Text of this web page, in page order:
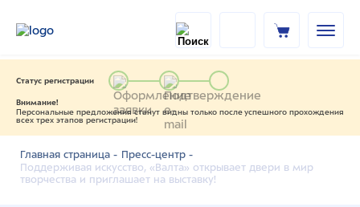
Статус регистрации
Внимание!
Персональные предложения станут видны только после успешного прохождения
всех трех этапов регистрации!
Главная страница - Пресс-центр -
Поддерживая искусство, «Валта» открывает двери в мир
творчества и приглашает на выставку!